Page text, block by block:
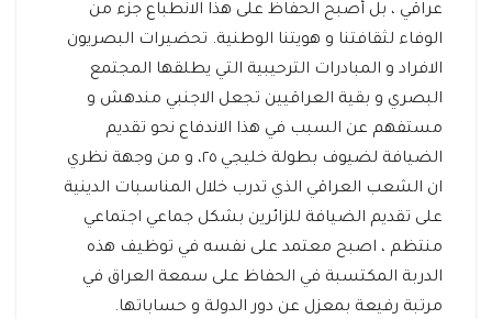
عراقي ، بل أصبح الحفاظ على هذا الانطباع جزء من
الوفاء لثقافتنا و هويتنا الوطنية. تحضيرات البصريون
الافراد و المبادرات الترحيبية التي يطلقها المجتمع
البصري و بقية العراقيين تجعل الاجنبي مندهش و
مستفهم عن السبب في هذا الاندفاع نحو تقديم
الضيافة لضيوف بطولة خليجي ٢٥، و من وجهة نظري
ان الشعب العراقي الذي تدرب خلال المناسبات الدينية
على تقديم الضيافة للزائرين بشكل جماعي اجتماعي
منتظم ، اصبح معتمد على نفسه في توظيف هذه
الدربة المكتسبة في الحفاظ على سمعة العراق في
مرتبة رفيعة بمعزل عن دور الدولة و حساباتها.